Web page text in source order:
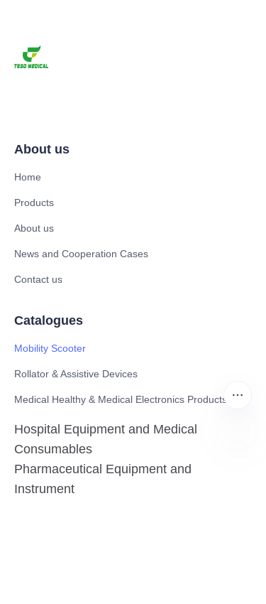
About us
Home
Products
About us
News and Cooperation Cases
Contact us
Catalogues
Mobility Scooter
Rollator & Assistive Devices
Medical Healthy & Medical Electronics Products
Hospital Equipment and Medical
Consumables
Pharmaceutical Equipment and
Instrument
PO